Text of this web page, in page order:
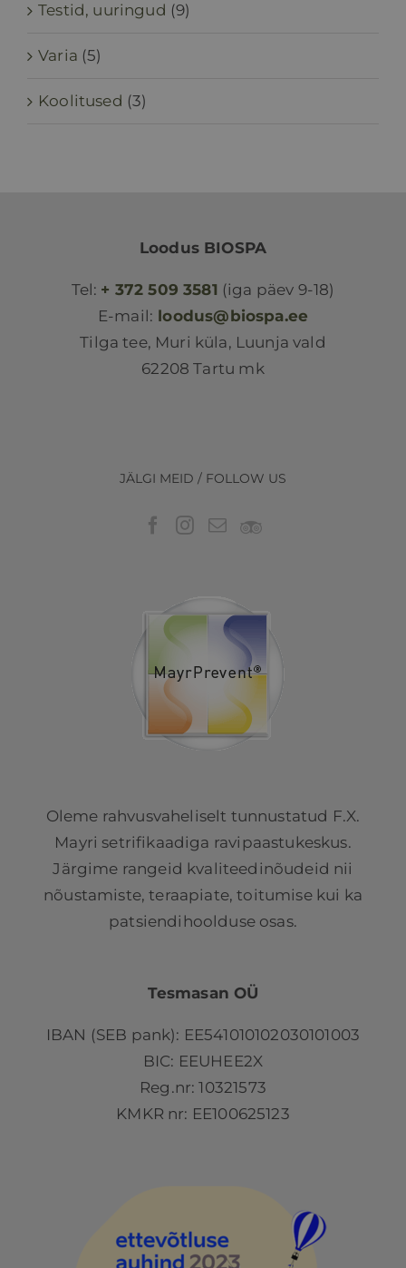
Testid, uuringud (9)
Varia (5)
Koolitused (3)
Loodus BIOSPA
Tel: + 372 509 3581 (iga päev 9-18)
E-mail: loodus@biospa.ee
Tilga tee, Muri küla, Luunja vald
62208 Tartu mk
JÄLGI MEID / FOLLOW US
Oleme rahvusvaheliselt tunnustatud F.X.
Mayri setrifikaadiga ravipaastukeskus.
Järgime rangeid kvaliteedinõudeid nii
nõustamiste, teraapiate, toitumise kui ka
patsiendihoolduse osas.
Tesmasan OÜ
IBAN (SEB pank): EE541010102030101003
BIC: EEUHEE2X
Reg.nr: 10321573
KMKR nr: EE100625123